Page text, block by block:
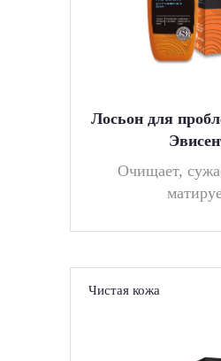
Лосьон для
Очищает,
Чистая кожа